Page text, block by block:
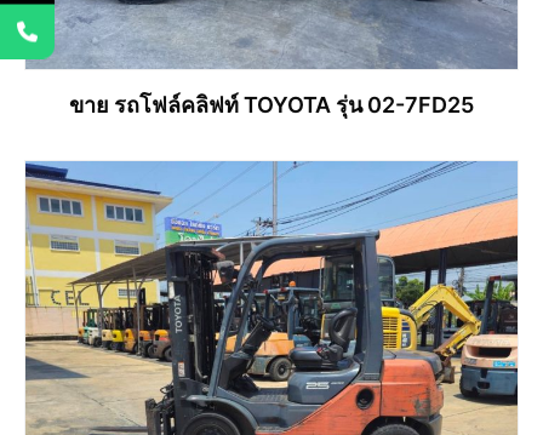
ขาย รถโฟล์คลิฟท์ TOYOTA รุ่น 02-7FD25
อ่านเพิ่ม